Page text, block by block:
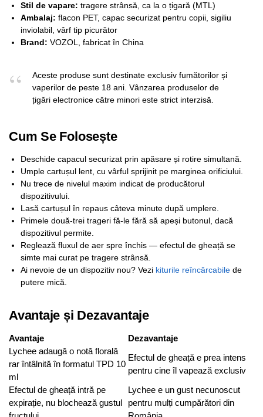
Stil de vapare: tragere strânsă, ca la o țigară (MTL)
Ambalaj: flacon PET, capac securizat pentru copii, sigiliu
inviolabil, vârf tip picurător
Brand: VOZOL, fabricat în China
Aceste produse sunt destinate exclusiv fumătorilor și
vaperilor de peste 18 ani. Vânzarea produselor de
țigări electronice către minori este strict interzisă.
Cum Se Folosește
Deschide capacul securizat prin apăsare și rotire simultană.
Umple cartușul lent, cu vârful sprijinit pe marginea orificiului.
Nu trece de nivelul maxim indicat de producătorul
dispozitivului.
Lasă cartușul în repaus câteva minute după umplere.
Primele două-trei trageri fă-le fără să apeși butonul, dacă
dispozitivul permite.
Reglează fluxul de aer spre închis — efectul de gheață se
simte mai curat pe tragere strânsă.
Ai nevoie de un dispozitiv nou? Vezi kiturile reîncărcabile de
putere mică.
Avantaje și Dezavantaje
Avantaje
Dezavantaje
Lychee adaugă o notă florală
rar întâlnită în formatul TPD 10
ml
Efectul de gheață e prea intens
pentru cine îl vapează exclusiv
Efectul de gheață intră pe
expirație, nu blochează gustul
Lychee e un gust necunoscut
pentru mulți cumpărători din